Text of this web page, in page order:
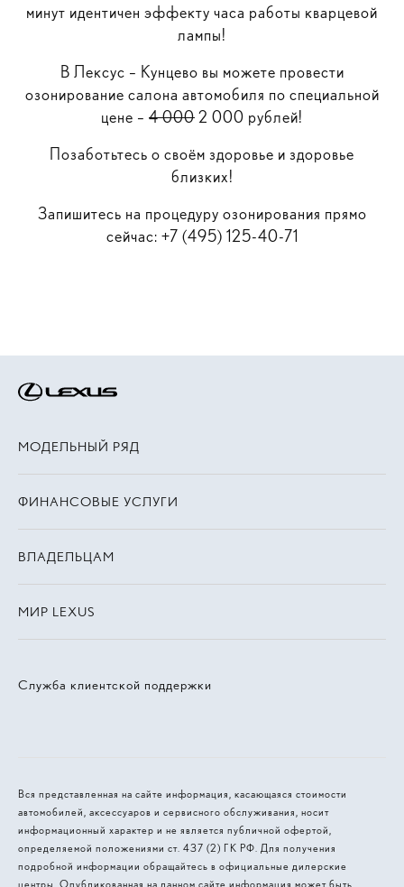
минут идентичен эффекту часа работы кварцевой
лампы!
В Лексус – Кунцево вы можете провести
озонирование салона автомобиля по специальной
цене – 4 0002 000 рублей!
Позаботьтесь о своём здоровье и здоровье
близких!
Запишитесь на процедуру озонирования прямо
сейчас: +7 (495) 125-40-71
Служба клиентской поддержки
МОДЕЛЬНЫЙ РЯД
ФИНАНСОВЫЕ УСЛУГИ
ВЛАДЕЛЬЦАМ
МИР LEXUS
Вся представленная на сайте информация, касающаяся стоимости
автомобилей, аксессуаров и сервисного обслуживания, носит
информационный характер и не является публичной офертой,
определяемой положениями ст. 437 (2) ГК РФ. Для получения
подробной информации обращайтесь в официальные дилерские
центры. Опубликованная на данном сайте информация может быть